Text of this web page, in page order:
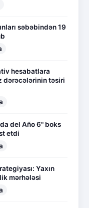
səbəbindən 19
hesabatlara
dərəcələrinin təsiri
del Año 6" boks
etdi
Yaxın
mərhələsi